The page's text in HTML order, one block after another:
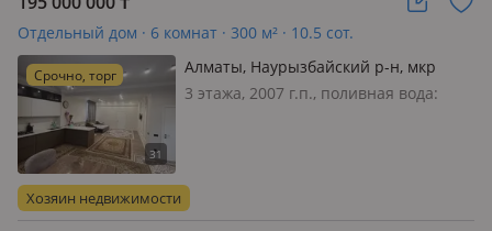
Отдельный дом · 6 комнат · 300 м² · 10.5 сот.
Срочно, торг
Алматы, Наурызбайский р-н, мкр
Таусамалы, Сагдиева 87В
3 этажа, 2007 г.п., поливная вода:
сейсмостойкий и тихий район города
Алматы, камень под землей,
Хозяин недвижимости